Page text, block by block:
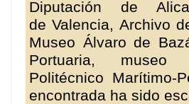
Diputación de
de Valencia, Archivo
Museo Álvaro de
Portuaria,
Politécnico Marítimo-
encontrada ha sido